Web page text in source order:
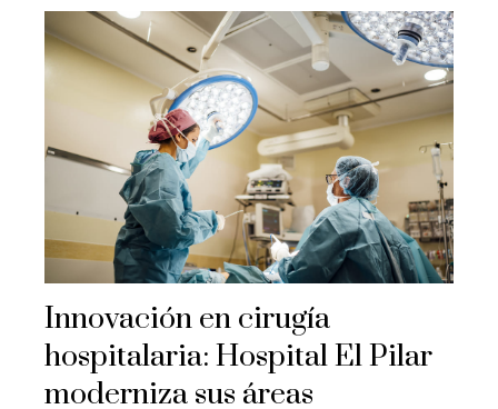
Innovación en cirugía
hospitalaria: Hospital El Pilar
moderniza sus áreas